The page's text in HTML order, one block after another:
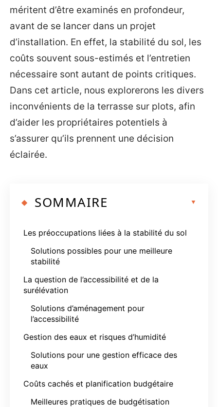
méritent d’être examinés en profondeur,
avant de se lancer dans un projet
d’installation. En effet, la stabilité du sol, les
coûts souvent sous-estimés et l’entretien
nécessaire sont autant de points critiques.
Dans cet article, nous explorerons les divers
inconvénients de la terrasse sur plots, afin
d’aider les propriétaires potentiels à
s’assurer qu’ils prennent une décision
éclairée.
SOMMAIRE
Les préoccupations liées à la stabilité du sol
Solutions possibles pour une meilleure
stabilité
La question de l’accessibilité et de la
surélévation
Solutions d’aménagement pour
l’accessibilité
Gestion des eaux et risques d’humidité
Solutions pour une gestion efficace des
eaux
Coûts cachés et planification budgétaire
Meilleures pratiques de budgétisation